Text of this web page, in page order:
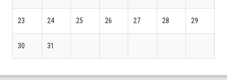
23 24 25 26 27 28 29
30 31